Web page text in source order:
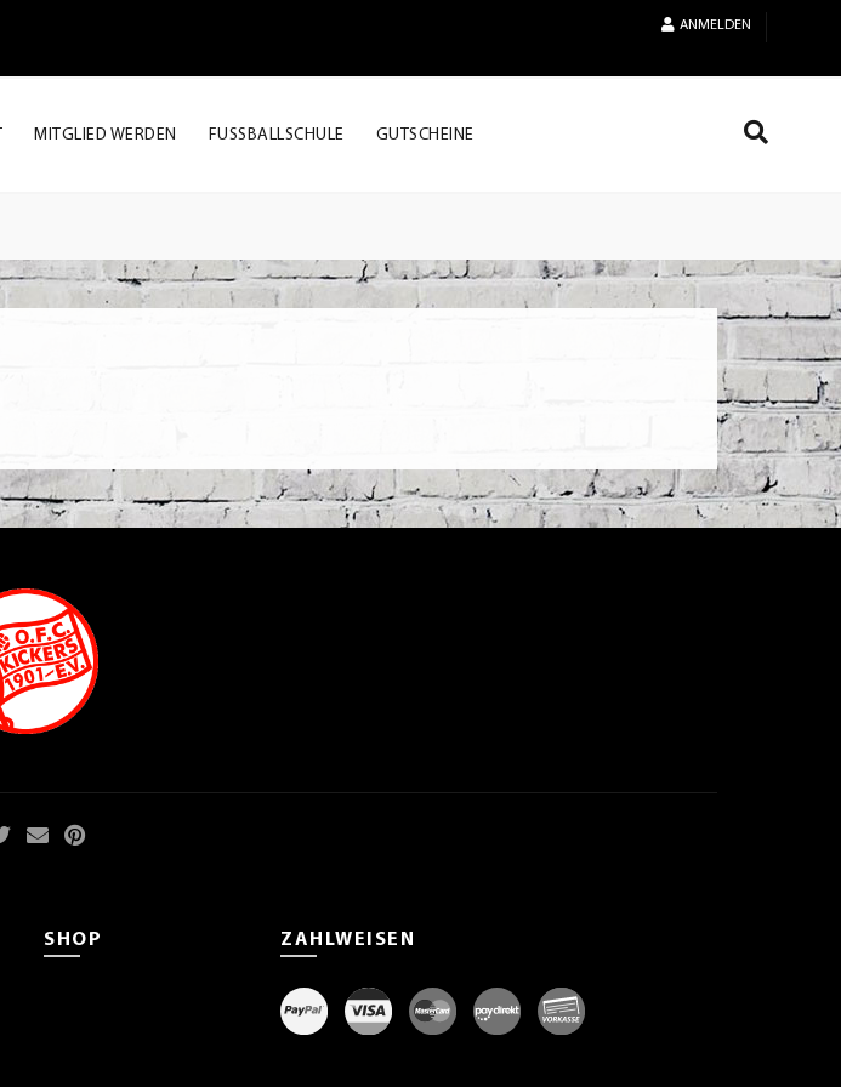
ANMELDEN
MITGLIED WERDEN FUSSBALLSCHULE GUTSCHEINE
SHOP ZAHLWEISEN